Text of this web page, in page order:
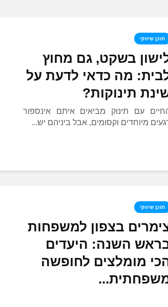
תוכן שיווקי
בשקט, גם מחוץ
מה כדאי לדעת על
תינוקות?
עם תינוק מביאים איתם אינספור
מיוחדים וקסומים, אבל ביניהם יש...
תוכן שיווקי
בצפון למשפחות
השנה: היעדים
מומלצים לחופשה